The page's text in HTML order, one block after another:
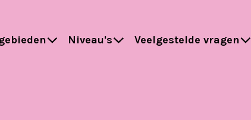
Niveau's Veelgestelde vragen